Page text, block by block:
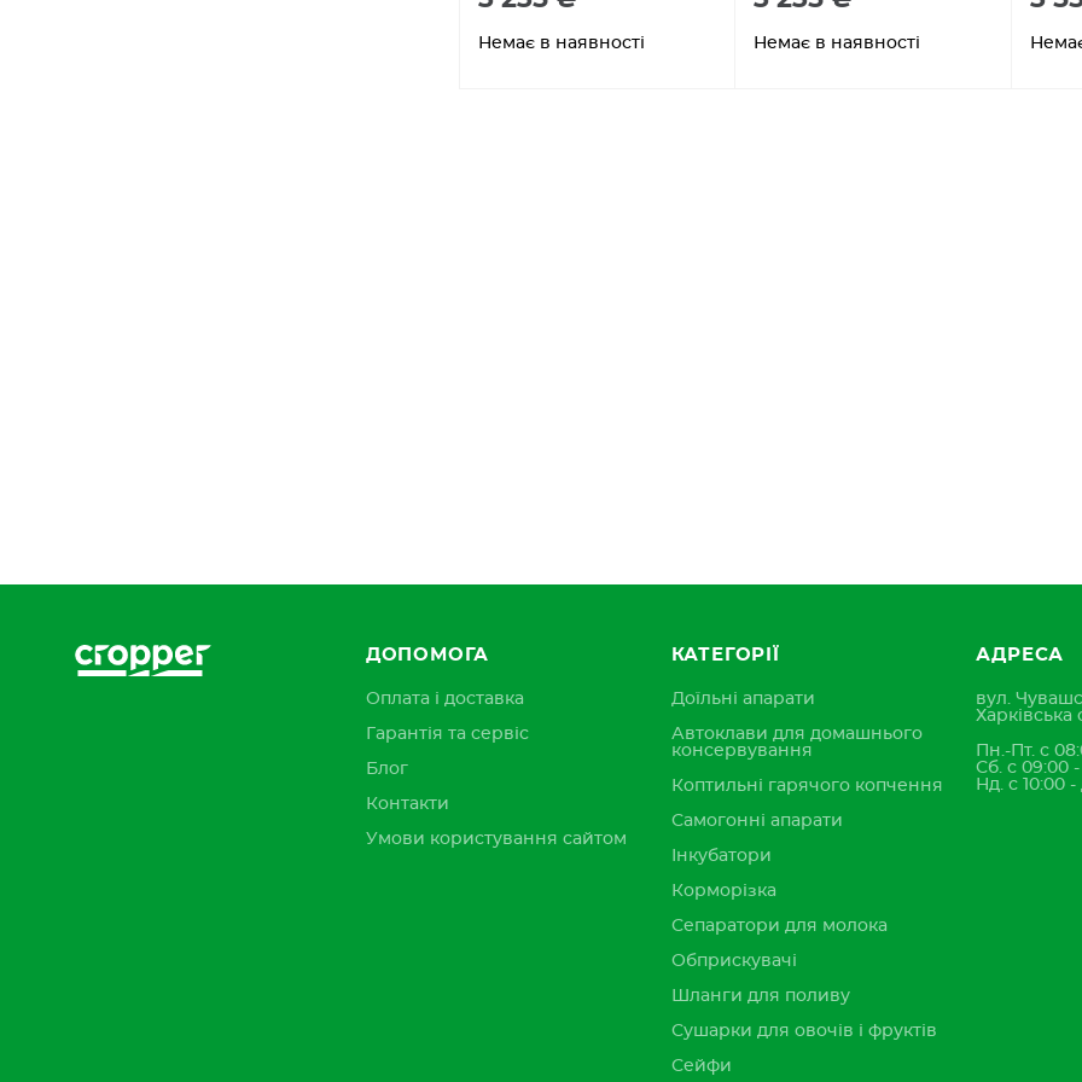
Немає в наявності Немає в наявності
ДОПОМОГА
Оплата і доставка
Гарантія та сервіс
Блог
Контакти
Умови користування сайтом
КАТЕГОРІЇ
Доїльні апарати
Автоклави для домашнього
консервування
Коптильні гарячого копчення
Самогонні апарати
Інкубатори
Корморізка
Сепаратори для молока
Обприскувачі
Шланги для поливу
Сушарки для овочів і фруктів
Сейфи
АДРЕСА
вул.
Харківська
Пн.-Пт. с
Сб. с 09:00
Нд. с 10:00